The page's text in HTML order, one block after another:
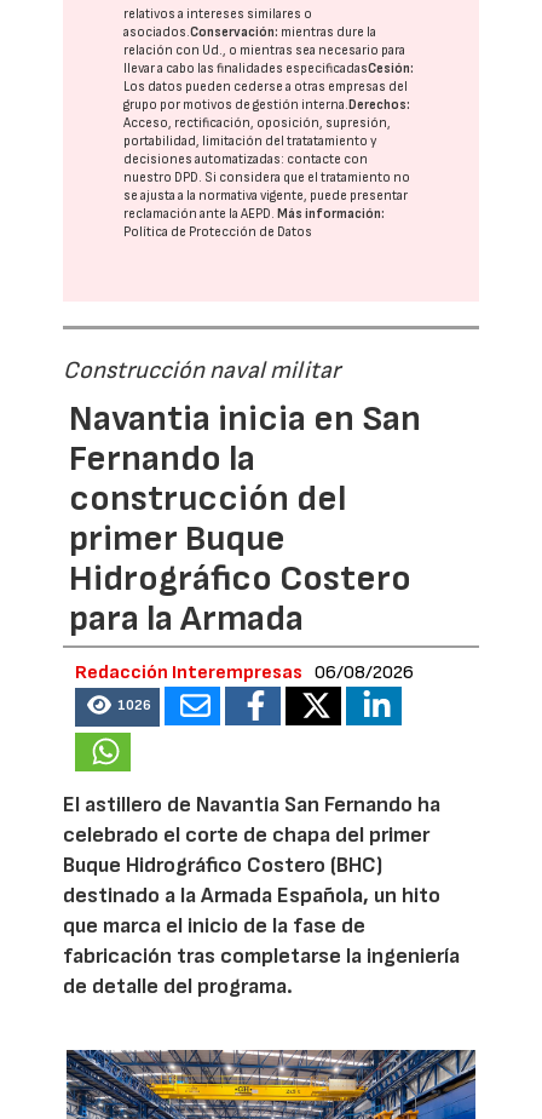
relativos a intereses similares o
asociados.Conservación: mientras dure la
relación con Ud., o mientras sea necesario para
llevar a cabo las finalidades especificadasCesión:
Los datos pueden cederse a otras empresas del
grupo por motivos de gestión interna.Derechos:
Acceso, rectificación, oposición, supresión,
portabilidad, limitación del tratatamiento y
decisiones automatizadas: contacte con
nuestro DPD. Si considera que el tratamiento no
se ajusta a la normativa vigente, puede presentar
reclamación ante laAEPD.Más información:
Política de Protección de Datos
Construcción naval militar
Navantia inicia en San
Fernando la
construcción del
primer Buque
Hidrográfico Costero
para la Armada
Redacción Interempresas 06/08/2026
1026
El astillero de Navantia San Fernando ha
celebrado el corte de chapa del primer
Buque Hidrográfico Costero (BHC)
destinado a la Armada Española, un hito
que marca el inicio de la fase de
fabricación tras completarse la ingeniería
de detalle del programa.